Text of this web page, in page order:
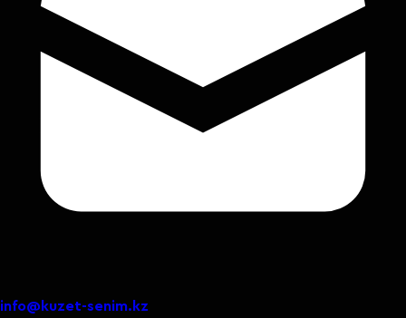
info@kuzet-senim.kz